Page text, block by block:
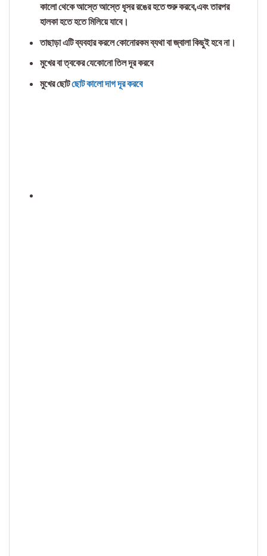
কালো থেকে আস্তে আস্তে ধূসর রঙের হতে শুরু করবে,এবং তারপর
হালকা হতে হতে মিলিয়ে যাবে।
তাছাড়া এটি ব্যবহার করলে কোনোরকম ব্যথা বা জ্বালা কিছুই হবে না।
মুখের বা ত্বকের যেকোনো তিল দূর করবে
মুখের ছোটছোট কালো দাগ দূর করবে